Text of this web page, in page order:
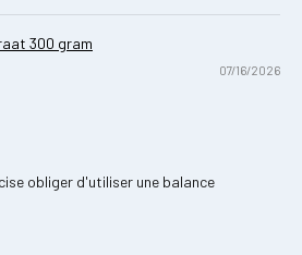
300 gram
07/16/2026
obliger d'utiliser une balance